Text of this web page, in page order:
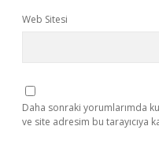
Web Sitesi
Daha sonraki yorumlarımda
ve site adresim bu tarayıcıya